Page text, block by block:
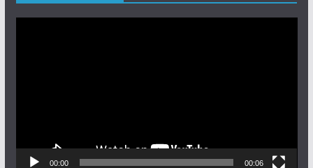
00:00 00:06